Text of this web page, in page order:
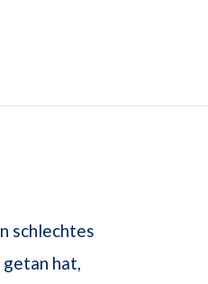
schlechtes
hat,